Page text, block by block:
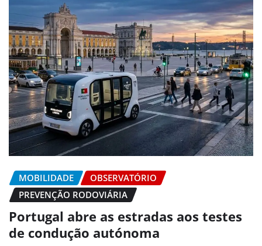
MOBILIDADE
OBSERVATÓRIO
PREVENÇÃO RODOVIÁRIA
Portugal abre as estradas aos testes
de condução autónoma